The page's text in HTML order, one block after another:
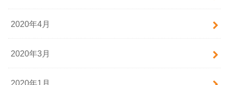
2020年4月
2020年3月
2020年1月